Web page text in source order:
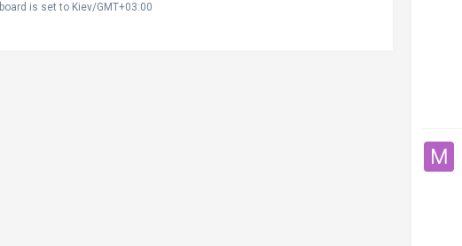
is set to Kiev/GMT+03:00